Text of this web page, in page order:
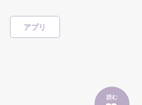
アプリ
読む
表紙を見る
そんなみなさんの声や疑問にお応えして、